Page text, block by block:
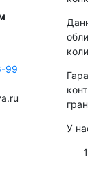
99
У